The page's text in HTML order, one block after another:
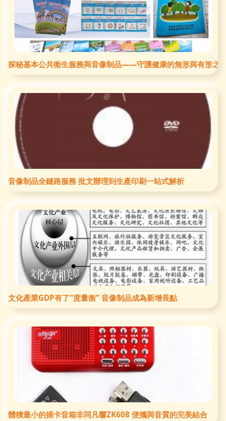
探秘基本公共衛生服務與音像制品——守護健康的無形與有形之
音像制品全鏈路服務 批文辦理到生產印刷一站式解析
文化產業GDP有了“度量衡” 音像制品成為新增長點
體積最小的插卡音箱非同凡響ZK608 便攜與音質的完美結合